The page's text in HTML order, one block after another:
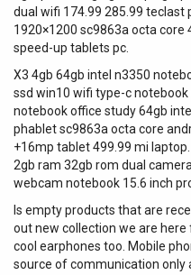
dual wifi 174.99 285.99 teclast
1920×1200 sc9863a octa
speed-up tablets pc.
X3 4gb 64gb intel n3350
ssd win10 wifi type-c
notebook office study 64gb
phablet sc9863a octa core
+16mp tablet 499.99 mi
2gb ram 32gb rom dual
webcam notebook 15.6 inch
Is empty products that are
out new collection we are
cool earphones too. Mobile
source of communication only